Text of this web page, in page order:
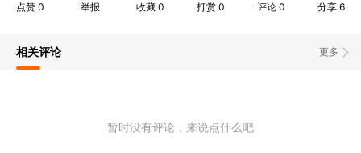
点赞 0 举报 收藏0 打赏 0 评论 0 分享 6
更多
相关评论
暂时没有评论，来说点什么吧